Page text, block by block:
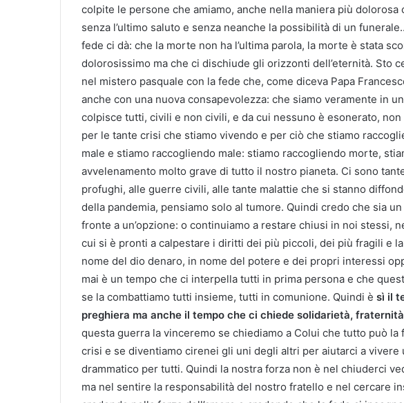
colpite le persone che amiamo, anche nella maniera più dolorosa
senza l’ultimo saluto e senza neanche la possibilità di un
fede ci dà: che la morte non ha l’ultima parola, la morte è stata
dolorosissimo ma che ci dischiude gli orizzonti dell’eternità. Sto
nel mistero pasquale con la fede che, come diceva Papa
anche con una nuova consapevolezza: che siamo veramente in
colpisce tutti, civili e non civili, e da cui nessuno è esonerato, non
per le tante crisi che stiamo vivendo e per ciò che stiamo
male e stiamo raccogliendo male: stiamo raccogliendo morte,
avvelenamento molto grave di tutto il nostro pianeta. Ci sono
profughi, alle guerre civili, alle tante malattie che si stanno
della pandemia, pensiamo solo al tumore. Quindi credo che sia
fronte a un’opzione: o continuiamo a restare chiusi in noi stessi,
cui si è pronti a calpestare i diritti dei più piccoli, dei più fragili e
nome del dio denaro, in nome del potere e dei propri interessi
mai è un tempo che ci interpella tutti in prima persona e che
se la combattiamo tutti insieme, tutti in comunione. Quindi è sì il
preghiera ma anche il tempo che ci chiede solidarietà,
questa guerra la vinceremo se chiediamo a Colui che tutto può
crisi e se diventiamo cirenei gli uni degli altri per aiutarci a vivere
drammatico per tutti. Quindi la nostra forza non è nel chiuderci
ma nel sentire la responsabilità del nostro fratello e nel cercare